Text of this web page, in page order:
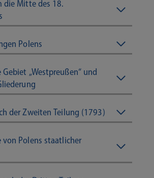
die Mitte des 18.
Polens
Gebiet „Westpreußen“ und
der Zweiten Teilung (1793)
von Polens staatlicher